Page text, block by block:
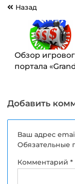
Навигация
записям
Назад
Обзор
портала
Добавить
Ваш адрес
Обязательные
Комментарий *